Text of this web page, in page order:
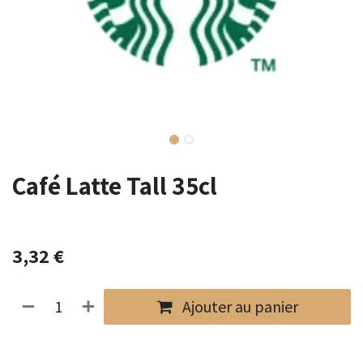
Café Latte Tall 35cl
3,32€
Ajouter au panier